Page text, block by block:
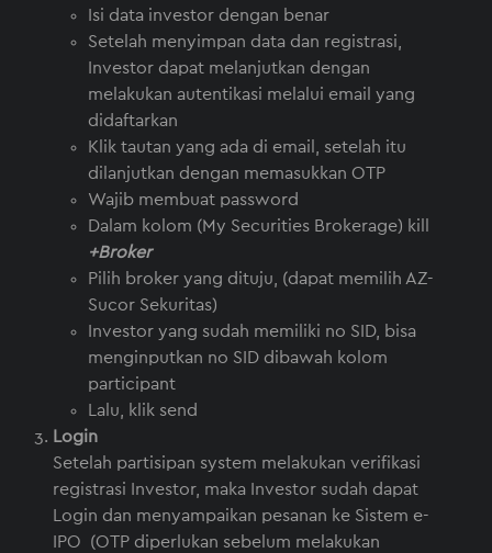
Isi data investor dengan benar
Setelah menyimpan data dan registrasi,
Investor dapat melanjutkan dengan
melakukan autentikasi melalui email yang
didaftarkan
Klik tautan yang ada di email, setelah itu
dilanjutkan dengan memasukkan OTP
Wajib membuat password
Dalam kolom (My Securities Brokerage) kill
+Broker
Pilih broker yang dituju, (dapat memilih AZ-
Sucor Sekuritas)
Investor yang sudah memiliki no SID, bisa
menginputkan no SID dibawah kolom
participant
Lalu, klik send
Login
Setelah partisipan system melakukan verifikasi
registrasi Investor, maka Investor sudah dapat
Login dan menyampaikan pesanan ke Sistem e-
IPO (OTP diperlukan sebelum melakukan